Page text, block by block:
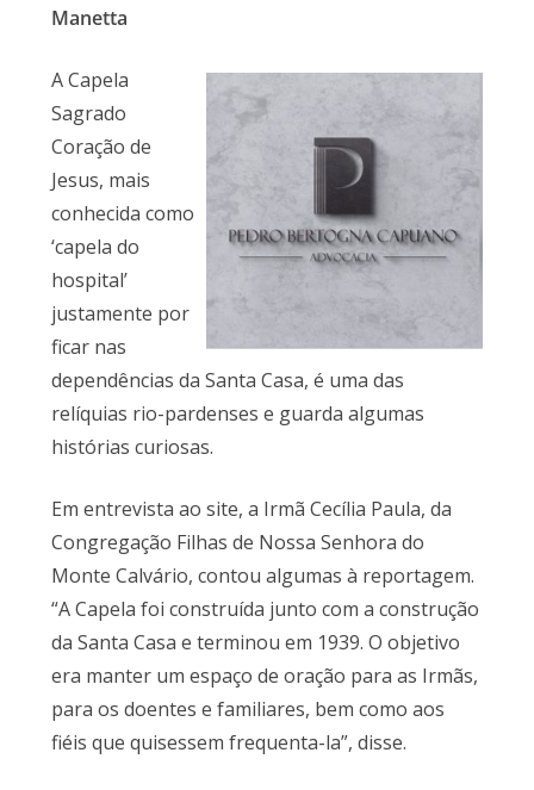
Manetta
A Capela
Sagrado
Coração de
Jesus, mais
conhecida como
‘capela do
hospital’
justamente por
ficar nas
dependências da Santa Casa, é uma das
relíquias rio-pardenses e guarda algumas
histórias curiosas.
Em entrevista ao site, a Irmã Cecília Paula, da
Congregação Filhas de Nossa Senhora do
Monte Calvário, contou algumas à reportagem.
“A Capela foi construída junto com a construção
da Santa Casa e terminou em 1939. O objetivo
era manter um espaço de oração para as Irmãs,
para os doentes e familiares, bem como aos
fiéis que quisessem frequenta-la”, disse.